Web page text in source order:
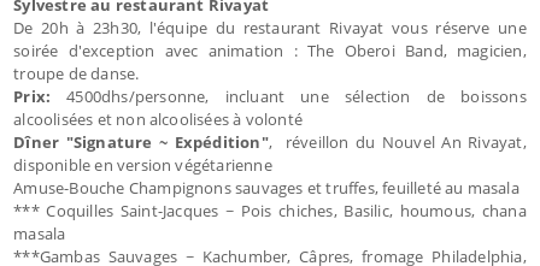
Sylvestre au restaurant Rivayat
De 20h à 23h30, l'équipe du restaurant Rivayat vous réserve une
soirée d'exception avec animation : The Oberoi Band, magicien,
troupe de danse.
Prix: 4500dhs/personne, incluant une sélection de boissons
alcoolisées et non alcoolisées à volonté
Dîner "Signature ~ Expédition", réveillon du Nouvel An Rivayat,
disponible en version végétarienne
Amuse-Bouche Champignons sauvages et truffes, feuilleté au masala
*** Coquilles Saint-Jacques ~ Pois chiches, Basilic, houmous, chana
masala
***Gambas Sauvages ~ Kachumber, Câpres, fromage Philadelphia,